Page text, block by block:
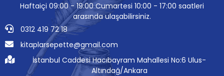
Haftaiçi 09:00 - 19:00 Cumartesi 10:00 - 17:00 saatleri
arasında ulaşabilirsiniz.
0312 419 72 18
kitaplarsepette@gmail.com
İstanbul Caddesi Hacıbayram Mahallesi No:6 Ulus-
Altındağ/Ankara